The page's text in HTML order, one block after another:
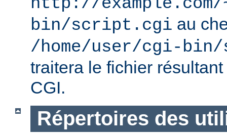
bin/script.cgi au
/home/user/cgi-
traitera le fichier
CGI.
Répertoires des